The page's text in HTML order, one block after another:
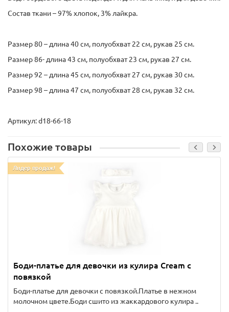
Состав ткани – 97% хлопок, 3% лайкра.
Размер 80 – длина 40 см, полуобхват 22 см, рукав 25 см.
Размер 86- длина 43 см, полуобхват 23 см, рукав 27 см.
Размер 92 – длина 45 см, полуобхват 27 см, рукав 30 см.
Размер 98 – длина 47 см, полуобхват 28 см, рукав 32 см.
Артикул: d18-66-18
Похожие товары
Лидер продаж!
Боди-платье для девочки из кулира Cream с
повязкой
Боди-платье для девочки с повязкой.Платье в нежном
молочном цвете.Боди сшито из жаккардового кулира ..